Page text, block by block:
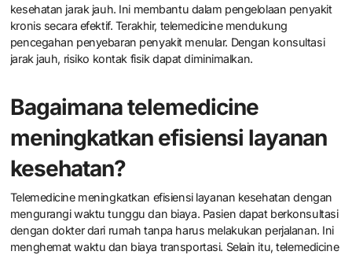
kesehatan jarak jauh. Ini membantu dalam pengelolaan penyakit
kronis secara efektif. Terakhir, telemedicine mendukung
pencegahan penyebaran penyakit menular. Dengan konsultasi
jarak jauh, risiko kontak fisik dapat diminimalkan.
Bagaimana telemedicine
meningkatkan efisiensi layanan
kesehatan?
Telemedicine meningkatkan efisiensi layanan kesehatan dengan
mengurangi waktu tunggu dan biaya. Pasien dapat berkonsultasi
dengan dokter dari rumah tanpa harus melakukan perjalanan. Ini
menghemat waktu dan biaya transportasi. Selain itu, telemedicine